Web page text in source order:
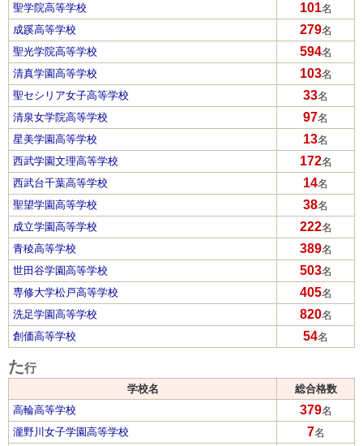
聖学院高等学校
101名
成蹊高等学校
279名
聖光学院高等学校
594名
清真学園高等学校
103名
聖セシリア女子高等学校
33名
清泉女学院高等学校
97名
星美学園高等学校
13名
西武学園文理高等学校
172名
西武台千葉高等学校
14名
聖望学園高等学校
38名
成立学園高等学校
222名
青稜高等学校
389名
世田谷学園高等学校
503名
専修大学松戸高等学校
405名
洗足学園高等学校
820名
創価高等学校
54名
た行
学校名
総合格数
高輪高等学校
379名
瀧野川女子学園高等学校
7名